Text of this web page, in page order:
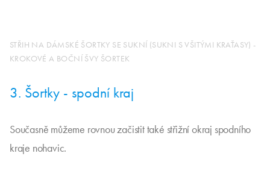
STŘIH NA DÁMSKÉ ŠORTKY SE SUKNÍ (SUKNI S VŠITÝMI KRAŤASY) -
KROKOVÉ A BOČNÍ ŠVY ŠORTEK
3. Šortky - spodní kraj
Současně můžeme rovnou začistit také střižní okraj spodního
kraje nohavic.